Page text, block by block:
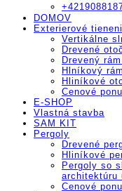
DOMOV
Exterierové
Vertikálne
Drevené
Drevený
Hlníkový
Hliníkové
Cenové
E-SHOP
Vlastná stavba
SAM KIT
Pergoly
Drevené
Hliníkové
Pergoly so
architektúru
Cenové